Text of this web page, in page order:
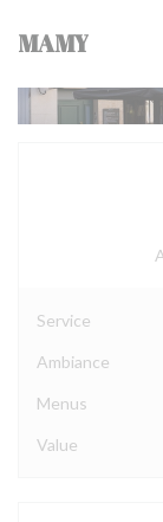
MAMY
Service
Ambiance
Menus
Value